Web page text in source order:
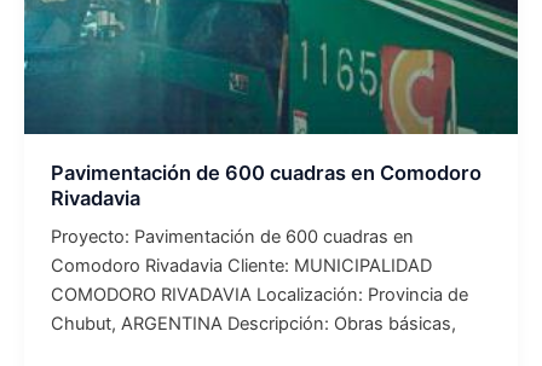
Pavimentación de 600 cuadras en Comodoro
Rivadavia
Proyecto: Pavimentación de 600 cuadras en
Comodoro Rivadavia Cliente: MUNICIPALIDAD
COMODORO RIVADAVIA Localización: Provincia de
Chubut, ARGENTINA Descripción: Obras básicas,